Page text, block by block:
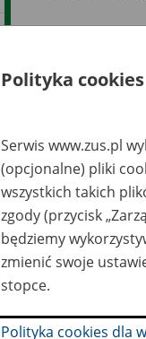
Wszystkie
Nazwa
zakładu pracy
Rolnicza
Wytwórcza -
Polityka cookies
Serwis www.zus.pl
(opcjonalne) pliki
wszystkich takich
zgody (przycisk
będziemy
zmienić swoje
stopce.
Polityka cookies dla